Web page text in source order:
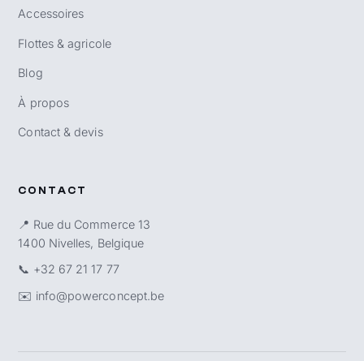
Accessoires
Flottes & agricole
Blog
À propos
Contact & devis
CONTACT
📍 Rue du Commerce 13
1400 Nivelles, Belgique
📞 +32 67 21 17 77
✉️ info@powerconcept.be